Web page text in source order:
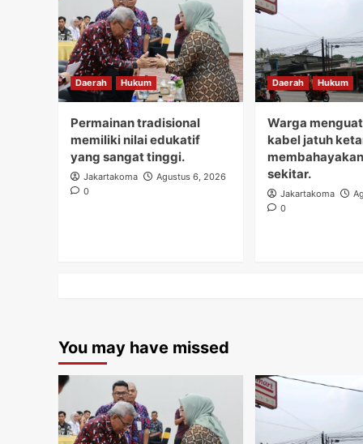
Daerah Hukum
Permainan tradisional
memiliki nilai edukatif
yang sangat tinggi.
Jakartakoma
Agustus 6, 2026
0
Daerah Hukum
Warga
kabel jatuh
sekitar.
Jakartakoma
0
You may have missed